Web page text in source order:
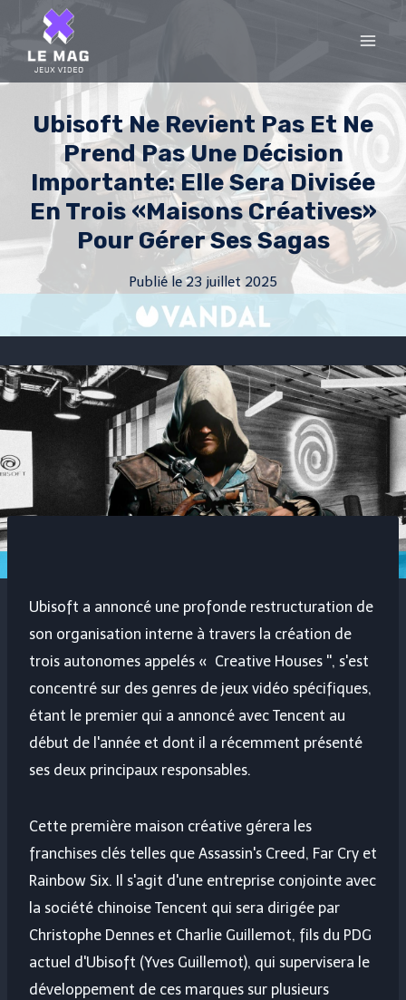
content
Ubisoft Ne Revient Pas Et Ne
Prend Pas Une Décision
Importante: Elle Sera Divisée
En Trois «maisons Créatives»
Pour Gérer Ses Sagas
Publié le 23 juillet 2025
Ubisoft a annoncé une profonde restructuration de
son organisation interne à travers la création de
trois autonomes appelés « Creative Houses '', s'est
concentré sur des genres de jeux vidéo spécifiques,
étant le premier qui a annoncé avec Tencent au
début de l'année et dont il a récemment présenté
ses deux principaux responsables.
Cette première maison créative gérera les
franchises clés telles que Assassin's Creed, Far Cry et
Rainbow Six. Il s'agit d'une entreprise conjointe avec
la société chinoise Tencent qui sera dirigée par
Christophe Dennes et Charlie Guillemot, fils du PDG
actuel d'Ubisoft (Yves Guillemot), qui supervisera le
développement de ces marques sur plusieurs